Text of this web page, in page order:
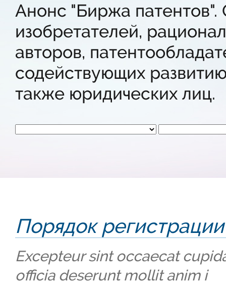
Анонс "Биржа
изобретателей,
авторов,
содействующих
также юридических лиц.
Порядок
Excepteur sint occaecat
officia deserunt mollit anim i